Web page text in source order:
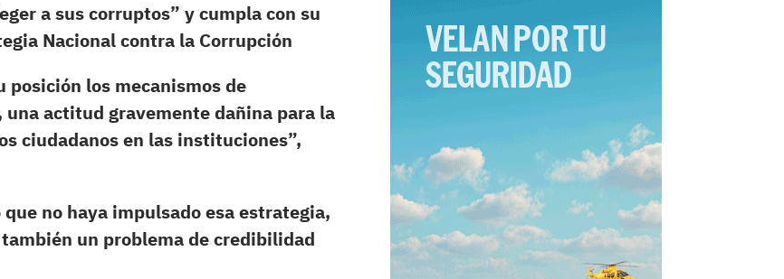
a sus corruptos” y cumpla con su
Nacional contra la Corrupción
posición los mecanismos de
actitud gravemente dañina para la
ciudadanos en las instituciones”,
no haya impulsado esa estrategia,
un problema de credibilidad